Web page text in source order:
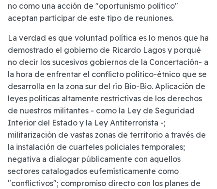
no como una acción de "oportunismo político"
aceptan participar de este tipo de reuniones.
La verdad es que voluntad política es lo menos que ha
demostrado el gobierno de Ricardo Lagos ­y porqué
no decir los sucesivos gobiernos de la Concertación- a
la hora de enfrentar el conflicto político-étnico que se
desarrolla en la zona sur del río Bio-Bio. Aplicación de
leyes políticas altamente restrictivas de los derechos
de nuestros militantes - como la Ley de Seguridad
Interior del Estado y la Ley Antiterrorista -;
militarización de vastas zonas de territorio a través de
la instalación de cuarteles policiales temporales;
negativa a dialogar públicamente con aquellos
sectores catalogados eufemísticamente como
"conflictivos"; compromiso directo con los planes de